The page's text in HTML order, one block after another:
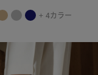
+ 4カラー